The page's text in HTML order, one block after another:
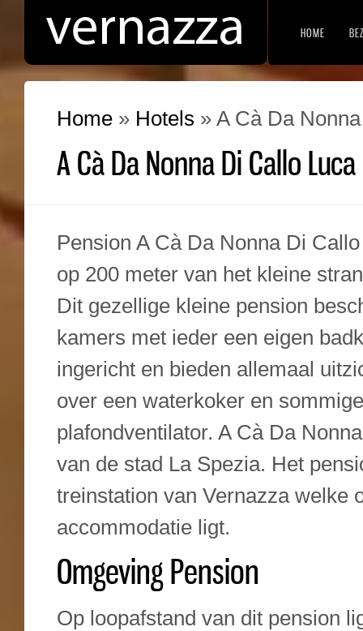
HOME
Home » Hotels » A Cà Da
A Cà Da Nonna Di Callo Luca
Pension A Cà Da Nonna Di
op 200 meter van het kleine
Dit gezellige kleine pension
kamers met ieder een eigen
ingericht en bieden allemaal
over een waterkoker en
plafondventilator. A Cà Da
van de stad La Spezia. Het
treinstation van Vernazza welke
accommodatie ligt.
Omgeving Pension
Op loopafstand van dit pension